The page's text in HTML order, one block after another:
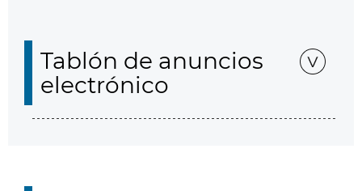
Tablón de anuncios
electrónico